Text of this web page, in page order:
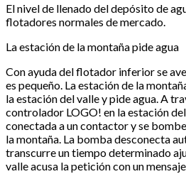
El nivel de llenado del depósito de
flotadores normales de mercado.
La estación de la montaña pide agua
Con ayuda del flotador inferior se
es pequeño. La estación de la
la estación del valle y pide agua. A
controlador LOGO! en la estación
conectada a un contactor y se
la montaña. La bomba desconecta
transcurre un tiempo determinado
valle acusa la petición con un